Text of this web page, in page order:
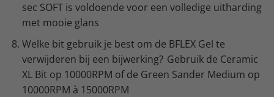
sec SOFT is voldoende voor een volledige uitharding
met mooie glans
Welke bit gebruik je best om de BFLEX Gel te
verwijderen bij een bijwerking? Gebruik de Ceramic
XL Bit op 10000RPM of de Green Sander Medium op
10000RPM à 15000RPM